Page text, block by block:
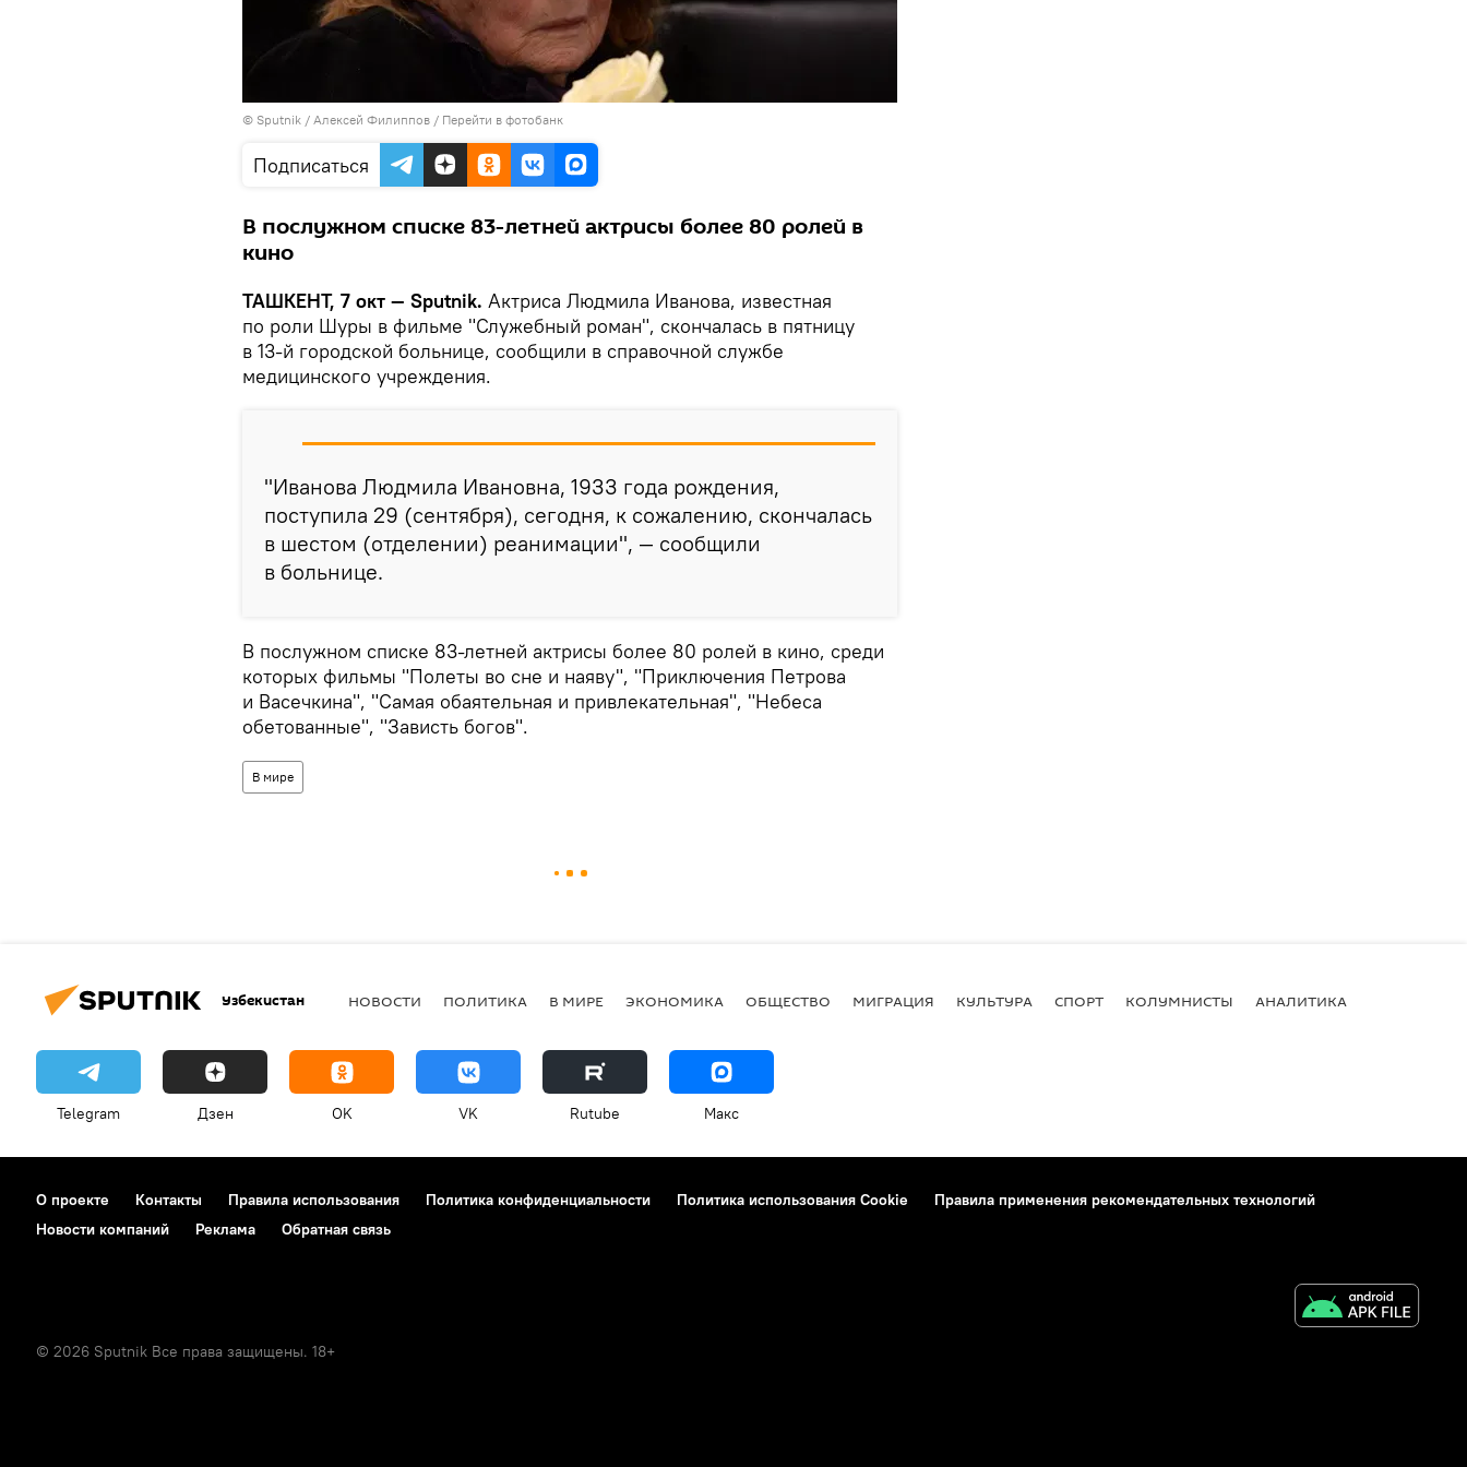
© Sputnik / Алексей Филиппов / Перейти в фотобанк
Подписаться
В послужном списке 83-летней актрисы более 80 ролей в
кино
ТАШКЕНТ, 7 окт — Sputnik. Актриса Людмила Иванова, известная
по роли Шуры в фильме "Служебный роман", скончалась в пятницу
в 13-й городской больнице, сообщили в справочной службе
медицинского учреждения.
"Иванова Людмила Ивановна, 1933 года рождения,
поступила 29 (сентября), сегодня, к сожалению, скончалась
в шестом (отделении) реанимации", — сообщили
в больнице.
В послужном списке 83-летней актрисы более 80 ролей в кино, среди
которых фильмы "Полеты во сне и наяву", "Приключения Петрова
и Васечкина", "Самая обаятельная и привлекательная", "Небеса
обетованные", "Зависть богов".
В мире
Узбекистан НОВОСТИ ПОЛИТИКА В МИРЕ ЭКОНОМИКА ОБЩЕСТВО МИГРАЦИЯ КУЛЬТУРА СПОРТ КОЛУМНИСТЫ АНАЛИТИКА
Telegram Дзен OK VK Rutube Макс
О проекте Контакты Правила использования Политика конфиденциальности Политика использования Cookie
Правила применения рекомендательных технологий
Новости компаний
Реклама Обратная связь
© 2026 Sputnik Все права защищены. 18+